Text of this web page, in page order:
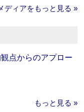
ディアをもっと見る »
点からのアプロー
もっと見る »